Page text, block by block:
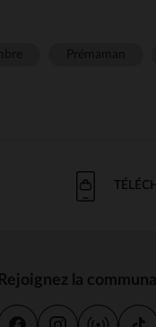
Rejoignez la